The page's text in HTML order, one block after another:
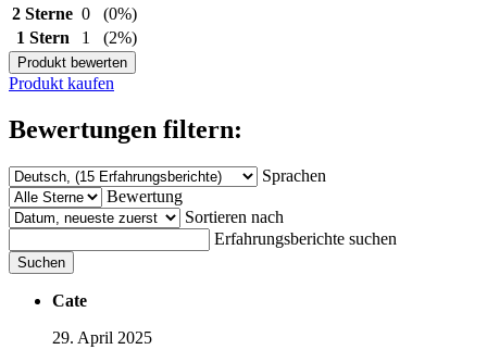
2 Sterne 0
(0%)
1 Stern
1 (2%)
Produkt bewerten
Produkt kaufen
Bewertungen filtern:
Sprachen
Bewertung
Sortieren nach
Erfahrungsberichte suchen
Suchen
Cate
29. April 2025